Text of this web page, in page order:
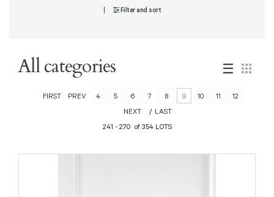
Filter and sort
All categories
241 - 270 of 354 LOTS
FIRST PREV 4 5 6 7 8 9 10 11
12
NEXT
LAST